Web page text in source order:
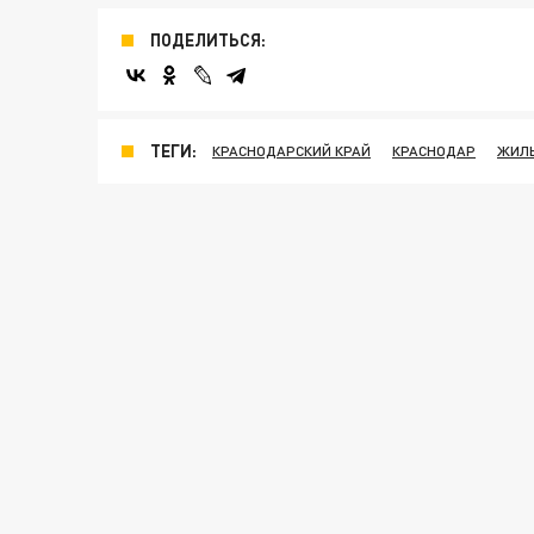
ПОДЕЛИТЬСЯ:
ТЕГИ: КРАСНОДАРСКИЙ КРАЙ КРАСНОДАР